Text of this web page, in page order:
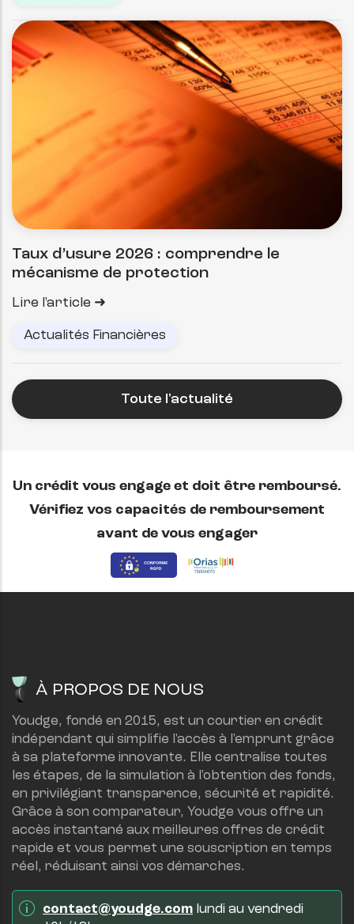
Taux d’usure 2026 : comprendre le
mécanisme de protection
Lire l'article
Actualités Financières
Toute l'actualité
Un crédit vous engage et doit être remboursé.
Vérifiez vos capacités de remboursement
avant de vous engager
À PROPOS DE NOUS
Youdge, fondé en 2015, est un courtier en crédit
indépendant qui simplifie l'accès à l'emprunt grâce
à sa plateforme innovante. Elle centralise toutes
les étapes, de la simulation à l'obtention des fonds,
en privilégiant transparence, sécurité et rapidité.
Grâce à son comparateur, Youdge vous offre un
accès instantané aux meilleures offres de crédit
rapide et vous permet une souscription en temps
réel, réduisant ainsi vos démarches.
contact@youdge.com lundi au vendredi